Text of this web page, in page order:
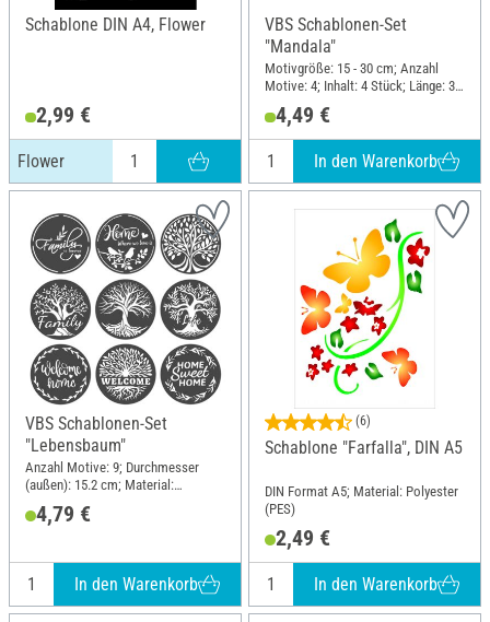
Schablone DIN A4, Flower
2,99 €
Flower
VBS Schablonen-Set
"Mandala"
Motivgröße: 15 - 30 cm; Anzahl
Motive: 4; Inhalt: 4 Stück; Länge: 30
Polyethylentherephthalat (PET)
4,49 €
In den Warenkorb
VBS Schablonen-Set
"Lebensbaum"
Anzahl Motive: 9; Durchmesser
(außen): 15.2 cm; Material:
4,79 €
In den Warenkorb
(6)
Schablone "Farfalla", DIN A5
DIN Format A5; Material: Polyester
(PES)
2,49 €
In den Warenkorb